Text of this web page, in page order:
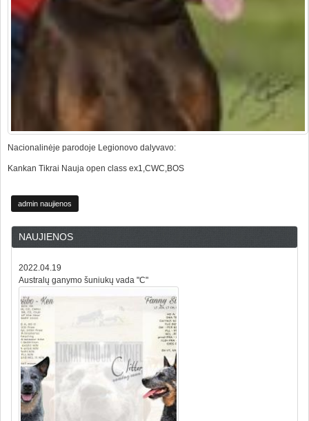
Nacionalinėje parodoje Legionovo dalyvavo:
Kankan Tikrai Nauja open class ex1,CWC,BOS
admin naujienos
NAUJIENOS
2022.04.19
Australų ganymo šuniukų vada "C"